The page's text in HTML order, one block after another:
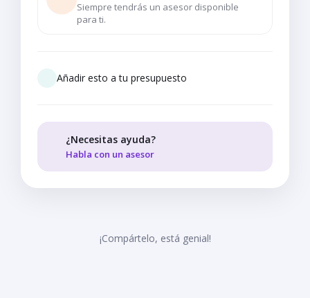
Siempre tendrás un asesor disponible
para ti.
Añadir esto a tu presupuesto
¿Necesitas ayuda?
Habla con un asesor
¡Compártelo, está genial!